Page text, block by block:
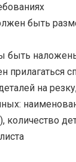
быть
быть
прилагаться
на
количество